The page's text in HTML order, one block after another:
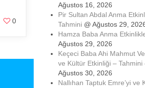
0
Ağustos 16, 2026
Pir Sultan Abdal Anma
Tahmini @ Ağustos 29,
Hamza Baba Anma
Ağustos 29, 2026
Keçeci Baba Ahi Mahmut
ve Kültür Etkinliği – Tahmini
Ağustos 30, 2026
Nallıhan Taptuk Emre’yi ve